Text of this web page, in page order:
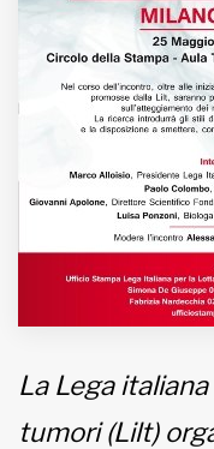
Iscriviti alla newsletter
www.viveremilano.info
Fondato e diretto da
EDB edizioni - Via
Imbonati, 89 20159
Informativa sulla privacy
La Lega
tumori (Lilt)